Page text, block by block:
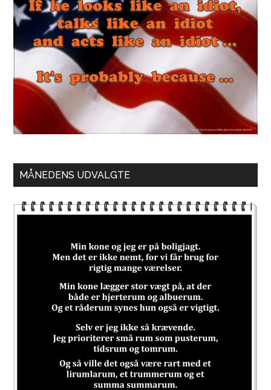
MÅNEDENS UDVALGTE